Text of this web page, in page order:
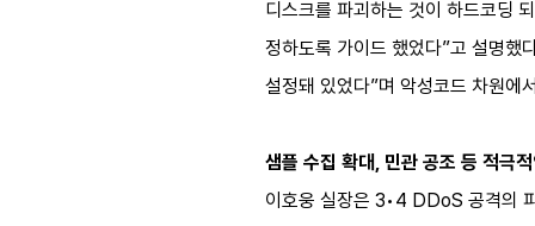
디스크를 파괴하는 것이 하드코딩
정하도록 가이드 했었다”고 설명
설정돼 있었다”며 악성코드 차원에
샘플 수집 확대, 민관 공조 등 적극
이호웅 실장은 3•4 DDoS 공격의